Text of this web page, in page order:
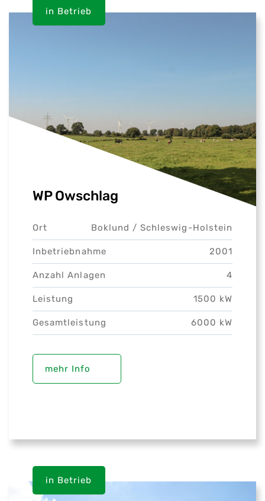
in Betrieb
WP Owschlag
Ort Boklund /Schleswig-Holstein
Inbetriebnahme 2001
Anzahl Anlagen 4
Leistung 1500 kW
Gesamtleistung 6000 kW
mehr Info
in Betrieb